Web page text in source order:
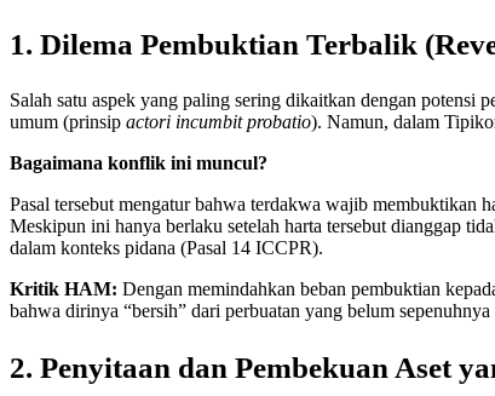
1. Dilema Pembuktian Terbalik
Salah satu aspek yang paling sering dikaitkan dengan potensi
umum (prinsip actori incumbit probatio). Namun, dalam
Bagaimana konflik ini muncul?
Pasal tersebut mengatur bahwa terdakwa wajib membuktikan
Meskipun ini hanya berlaku setelah harta tersebut dianggap
dalam konteks pidana (Pasal 14 ICCPR).
Kritik HAM: Dengan memindahkan beban pembuktian
bahwa dirinya “bersih” dari perbuatan yang belum
2. Penyitaan dan Pembekuan Aset